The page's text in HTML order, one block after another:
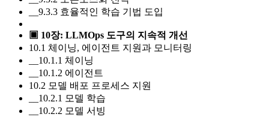
__9.3.3 효율적인 학습 기법 도입
▣ 10장: LLMOps 도구의 지속적 개선
10.1 체이닝, 에이전트 지원과 모니터링
__10.1.1 체이닝
__10.1.2 에이전트
10.2 모델 배포 프로세스 지원
__10.2.1 모델 학습
__10.2.2 모델 서빙